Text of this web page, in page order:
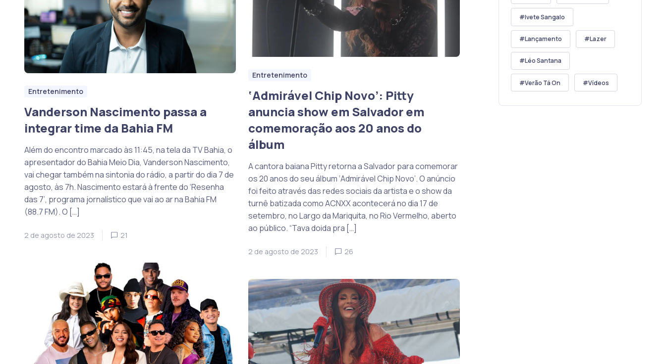
Entretenimento
‘Admirável Chip Novo’: Pitty
anuncia show em Salvador em
comemoração aos 20 anos do
álbum
A cantora baiana Pitty retorna a Salvador para comemorar
os 20 anos do seu álbum ‘Admirável Chip Novo’. O anúncio
foi feito através das redes sociais da artista e o show da
turnê batizada como ACNXX acontecerá no dia 17 de
setembro, no Largo da Mariquita, no Rio Vermelho, aberto
ao público. “Tava doida pra […]
2 de agosto de 2023 26
Entretenimento
Vanderson Nascimento passa a
integrar time da Bahia FM
Além do encontro marcado às 11:45, na tela da TV Bahia, o
apresentador do Bahia Meio Dia, Vanderson Nascimento,
vai chegar também na sintonia do rádio, a partir do dia 7 de
agosto, às 7h. Nascimento estará à frente do ‘Resenha
das 7’, programa jornalístico que vai ao ar na Bahia FM
(88.7 FM). O […]
2 de agosto de 2023 21
Ivete Sangalo
Lançamento Lazer
Léo Santana
Verão Tá On Vídeos